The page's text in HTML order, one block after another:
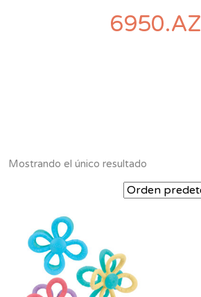
6950.AZ
Mostrando el único resultado